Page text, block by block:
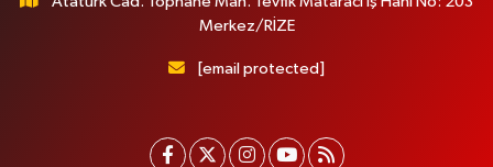
Merkez/RİZE
[email protected]